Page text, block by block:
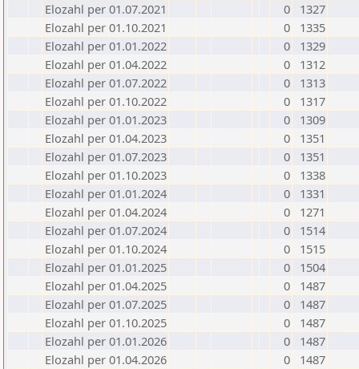
Elozahl per 01.07.2021
0
1327
Elozahl per 01.10.2021
0
1335
Elozahl per 01.01.2022
0
1329
Elozahl per 01.04.2022
0
1312
Elozahl per 01.07.2022
0
1313
Elozahl per 01.10.2022
0
1317
Elozahl per 01.01.2023
0
1309
Elozahl per 01.04.2023
0
1351
Elozahl per 01.07.2023
0
1351
Elozahl per 01.10.2023
0
1338
Elozahl per 01.01.2024
0
1331
Elozahl per 01.04.2024
0
1271
Elozahl per 01.07.2024
0
1514
Elozahl per 01.10.2024
0
1515
Elozahl per 01.01.2025
0
1504
Elozahl per 01.04.2025
0
1487
Elozahl per 01.07.2025
0
1487
Elozahl per 01.10.2025
0
1487
Elozahl per 01.01.2026
0
1487
Elozahl per 01.04.2026
0
1487